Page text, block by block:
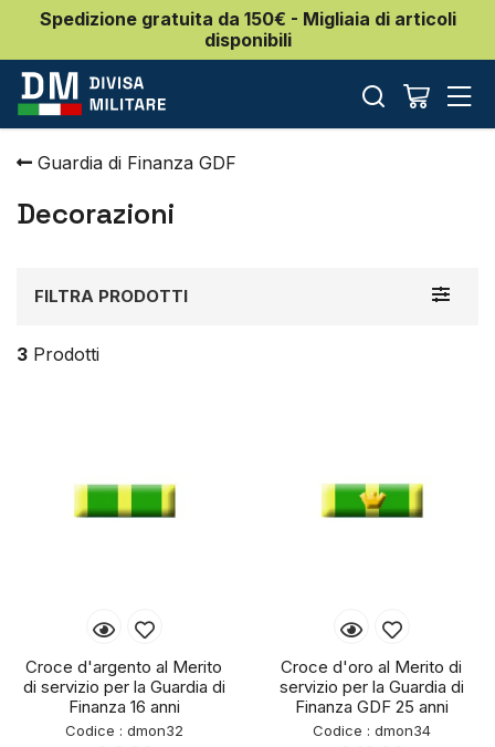
Spedizione gratuita da 150€ - Migliaia di articoli
disponibili
Guardia di Finanza GDF
Decorazioni
Toggle
FILTRA PRODOTTI
3 Prodotti
Croce d'argento al Merito
di servizio per la Guardia di
Finanza 16 anni
Codice : dmon32
Croce d'oro al Merito di
servizio per la Guardia di
Finanza GDF 25 anni
Codice : dmon34